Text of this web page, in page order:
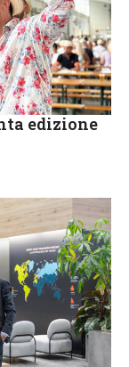
edizione